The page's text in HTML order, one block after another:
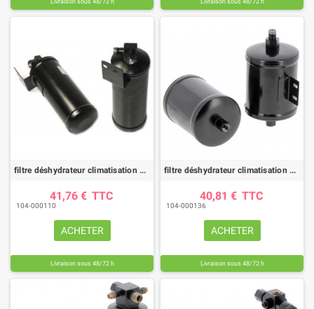
Livraison sous 48/72 h Livraison sous 48/72 h
filtre déshydrateur climatisation DYH70001 |HIFI FILTER
41,76 € TTC
104-000110
ACHETER
Livraison sous 48/72 h
filtre déshydrateur climatisation DYH90011 |HIFI FILTER
40,81 € TTC
104-000136
ACHETER
Livraison sous 48/72 h